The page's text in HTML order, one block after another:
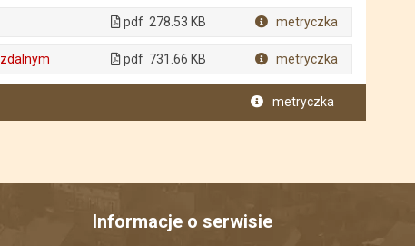
pdf 278.53 KB metryczka
pdf 731.66 KB metryczka
metryczka
Informacje o serwisie